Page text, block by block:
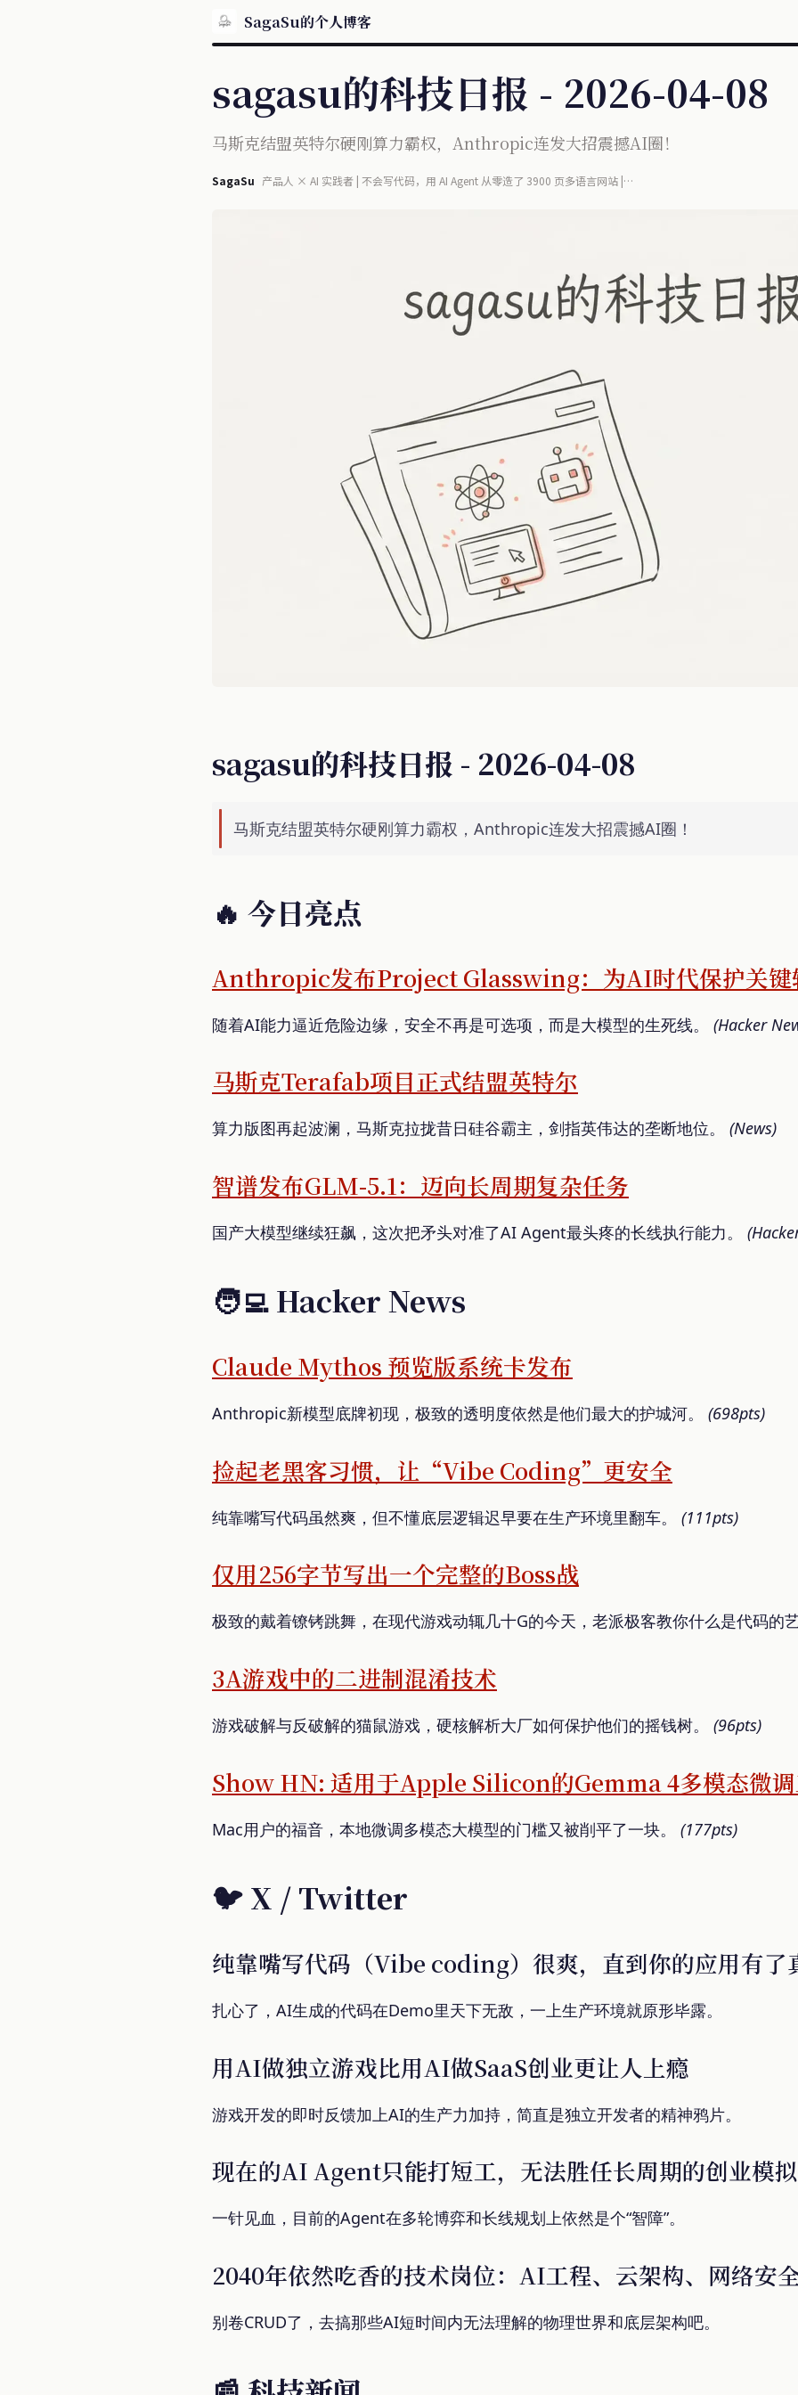
SagaSu的个人博客
sagasu的科技日报 - 2026-04-08
马斯克结盟英特尔硬刚算力霸权，Anthropic连发大招震撼AI圈！
SagaSu 产品人 × AI 实践者 | 不会写代码，用 AI Agent 从零造了 3900 页多语言网站 |
sagasu的科技日报 - 2026-04-08
马斯克结盟英特尔硬刚算力霸权，Anthropic连发大招震撼AI圈！
🔥 今日亮点
Anthropic发布Project Glasswing：为AI时代保护关键
随着AI能力逼近危险边缘，安全不再是可选项，而是大模型的生死线。 (Hacker
马斯克Terafab项目正式结盟英特尔
算力版图再起波澜，马斯克拉拢昔日硅谷霸主，剑指英伟达的垄断地位。 (News)
智谱发布GLM-5.1：迈向长周期复杂任务
国产大模型继续狂飙，这次把矛头对准了AI Agent最头疼的长线执行能力。
🧑‍💻 Hacker News
Claude Mythos 预览版系统卡发布
Anthropic新模型底牌初现，极致的透明度依然是他们最大的护城河。 (698pts)
捡起老黑客习惯，让“Vibe Coding”更安全
纯靠嘴写代码虽然爽，但不懂底层逻辑迟早要在生产环境里翻车。 (111pts)
仅用256字节写出一个完整的Boss战
极致的戴着镣铐跳舞，在现代游戏动辄几十G的今天，老派极客教你什么是代码的
3A游戏中的二进制混淆技术
游戏破解与反破解的猫鼠游戏，硬核解析大厂如何保护他们的摇钱树。 (96pts)
Show HN: 适用于Apple Silicon的Gemma 4多模态微
Mac用户的福音，本地微调多模态大模型的门槛又被削平了一块。 (177pts)
🐦 X / Twitter
纯靠嘴写代码（Vibe coding）很爽，直到你的应用有了
扎心了，AI生成的代码在Demo里天下无敌，一上生产环境就原形毕露。
用AI做独立游戏比用AI做SaaS创业更让人上瘾
游戏开发的即时反馈加上AI的生产力加持，简直是独立开发者的精神鸦片。
现在的AI Agent只能打短工，无法胜任长周期的创业模拟
一针见血，目前的Agent在多轮博弈和长线规划上依然是个“智障”。
2040年依然吃香的技术岗位：AI工程、云架构、网络安
别卷CRUD了，去搞那些AI短时间内无法理解的物理世界和底层架构吧。